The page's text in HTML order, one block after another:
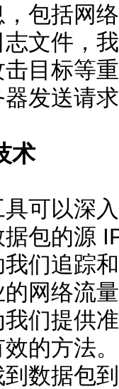
包括网
文件，
目标等
发送请
术
可以深
包的源
们追踪
网络流
们提供
的方法
数据包